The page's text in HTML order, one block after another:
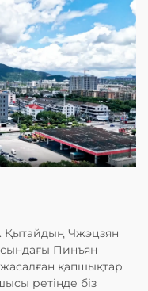
Қытайдың Чжэцзян
Пинъян
қапшықтар
ретінде біз